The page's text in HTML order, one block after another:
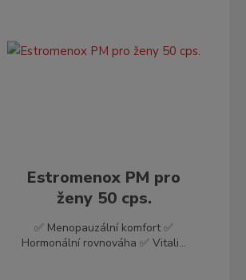
Estromenox PM pro
ženy 50 cps.
✅ Menopauzální komfort ✅
Hormonální rovnováha ✅ Vitali...